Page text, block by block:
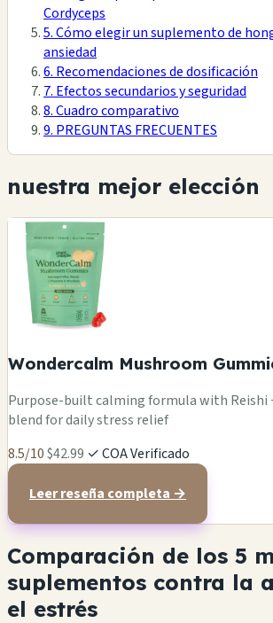
Cordyceps
5. Cómo elegir un suplemento de
ansiedad
6. Recomendaciones de dosificación
7. Efectos secundarios y seguridad
8. Cuadro comparativo
9. PREGUNTAS FRECUENTES
nuestra mejor elección
Wondercalm Mushroom
Purpose-built calming formula with Reishi
blend for daily stress relief
8.5/10$42.99 ✓ COA Verificado
Leer reseña completa →
Comparación de los 5
suplementos contra la
el estrés